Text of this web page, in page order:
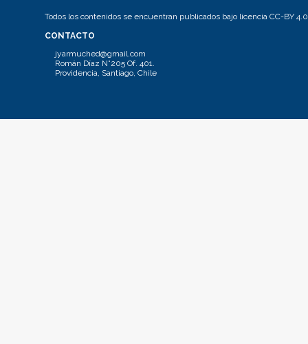
Todos los contenidos se encuentran publicados bajo licencia CC-BY 4.0
CONTACTO
jyarmuched@gmail.com
Román Díaz N°205 Of. 401.
Providencia, Santiago, Chile